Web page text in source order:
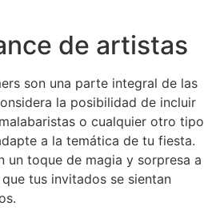
de artistas
son una parte integral de las
la posibilidad de incluir
o cualquier otro tipo
a la temática de tu fiesta.
un toque de magia y sorpresa a
tus invitados se sientan